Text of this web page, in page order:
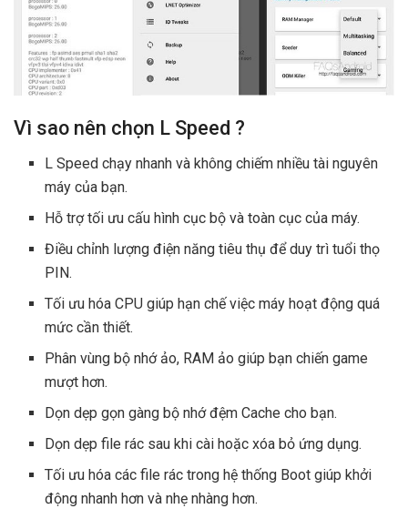
Vì sao nên chọn L Speed ?
L Speed chạy nhanh và không chiếm nhiều tài nguyên
máy của bạn.
Hỗ trợ tối ưu cấu hình cục bộ và toàn cục của máy.
Điều chỉnh lượng điện năng tiêu thụ để duy trì tuổi thọ
PIN.
Tối ưu hóa CPU giúp hạn chế việc máy hoạt động quá
mức cần thiết.
Phân vùng bộ nhớ ảo, RAM ảo giúp bạn chiến game
mượt hơn.
Dọn dẹp gọn gàng bộ nhớ đệm Cache cho bạn.
Dọn dẹp file rác sau khi cài hoặc xóa bỏ ứng dụng.
Tối ưu hóa các file rác trong hệ thống Boot giúp khởi
động nhanh hơn và nhẹ nhàng hơn.